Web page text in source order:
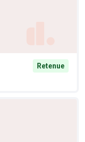
Retenue